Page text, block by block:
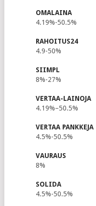
OMALAINA
4.19%-50.5%
RAHOITUS24
4.9-50%
SIIMPL
8%-27%
VERTAA-LAINOJA
4.19%–50.5%
VERTAA PANKKEJA
4.5%-50.5%
VAURAUS
8%
SOLIDA
4.5%-50.5%